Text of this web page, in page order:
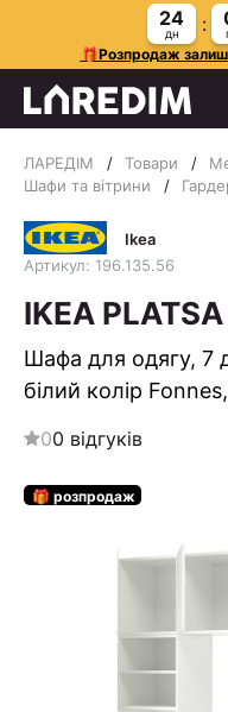
24
дн
🎁Розпродаж
ЛАРЕДІМ Товари
Шафи та вітрини
Ikea
Артикул: 196.135.56
IKEA
Шафа для одягу, 7
білий колір
00 відгуків
🎁 розпродаж